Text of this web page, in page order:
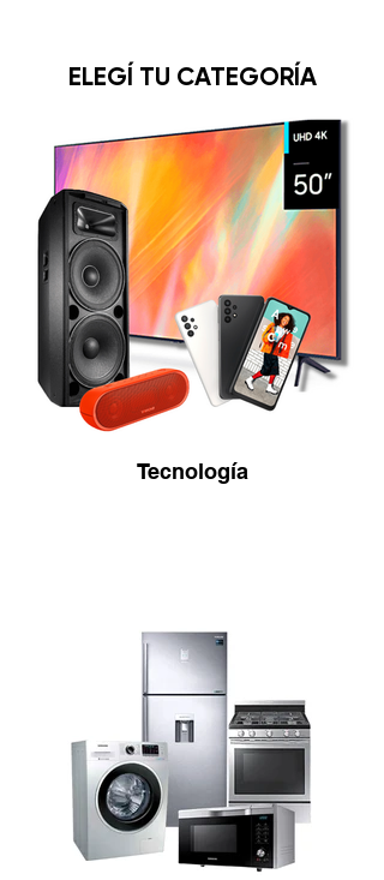
ELEGÍ TU CATEGORÍA
Tecnología